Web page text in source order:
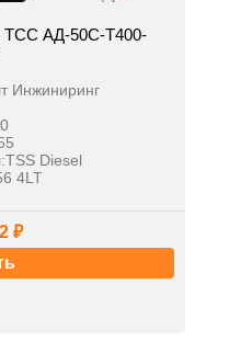
ТСС АД-50С-Т400-
Инжиниринг
:TSS Diesel
4LT
₽